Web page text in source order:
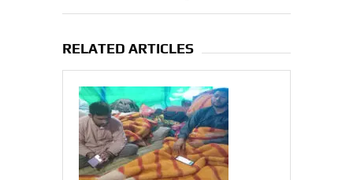
RELATED ARTICLES